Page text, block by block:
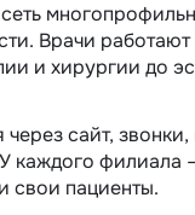
Врачи
и хирургии до
через сайт, звонки,
каждого филиала
свои пациенты.